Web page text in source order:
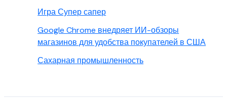
Игра Супер сапер
Google Chrome внедряет ИИ-обзоры
магазинов для удобства покупателей в США
Сахарная промышленность